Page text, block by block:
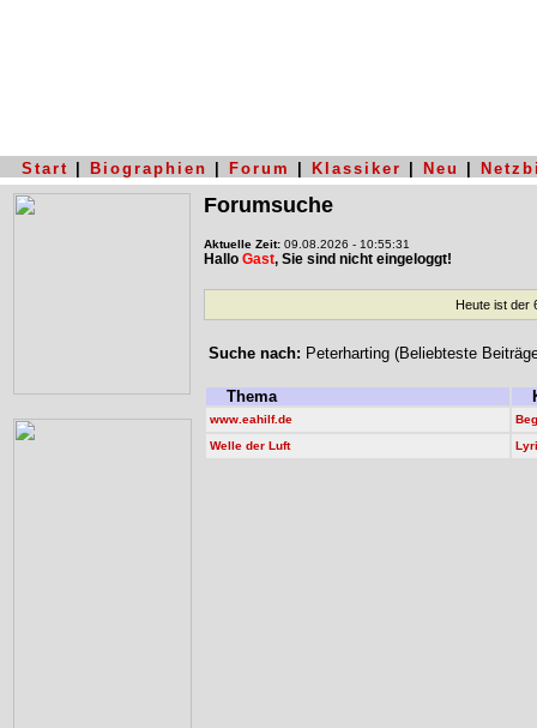
Start Biographien Forum Klassiker Neu
Forumsuche
Aktuelle Zeit: 09.08.2026 - 10:55:31
Hallo Gast, Sie sind nicht eingeloggt!
Heute ist der
Suche nach: Peterharting (Beliebteste
Thema
www.eahilf.de
Welle der Luft